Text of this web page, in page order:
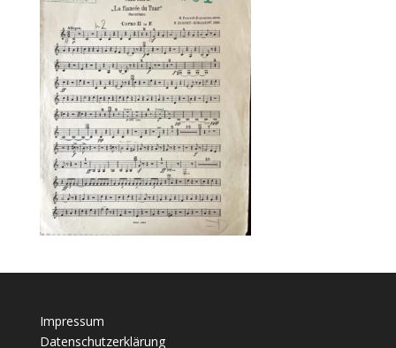
Impressum
Datenschutzerklärung